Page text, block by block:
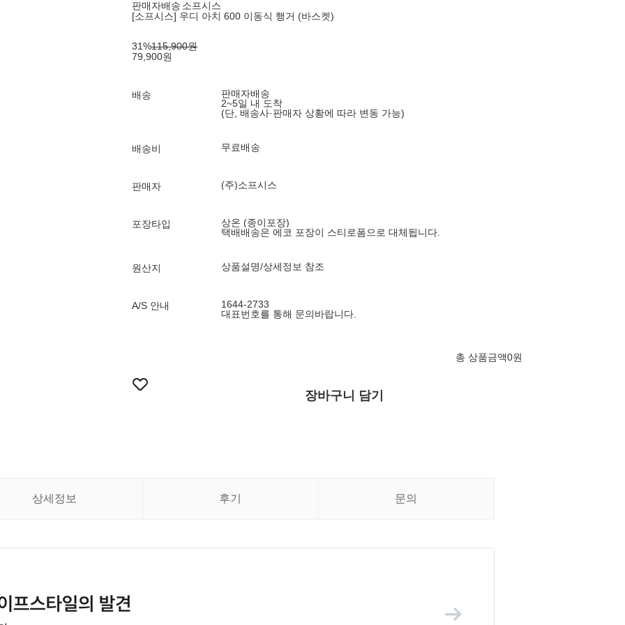
판매자배송 소프시스
[소프시스] 우디 아치 600 이동식 행거 (바스켓)
31%115,900원
79,900원
배송
판매자배송
2~5일 내 도착
(단, 배송사·판매자 상황에 따라 변동 가능)
배송비 무료배송
판매자 (주)소프시스
포장타입
상온 (종이포장)
택배배송은 에코 포장이 스티로폼으로 대체됩니다.
원산지 상품설명/상세정보 참조
A/S 안내
1644-2733
대표번호를 통해 문의바랍니다.
총 상품금액0원
장바구니 담기
상세정보 후기 문의